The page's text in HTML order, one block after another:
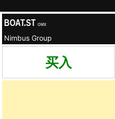
BOAT.ST OMX
Nimbus Group
买入